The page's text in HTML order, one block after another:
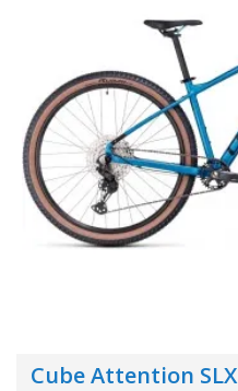
Cube Attention SLX